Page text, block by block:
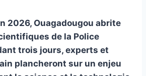
2026, Ouagadougou abrite
de la Police
trois jours, experts et
plancheront sur un enjeu